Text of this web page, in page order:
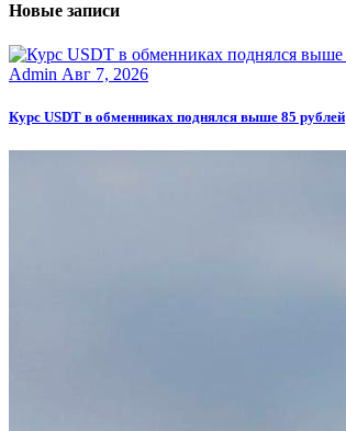
Новые записи
Admin Авг 7, 2026
Курс USDT в обменниках поднялся выше 85 рублей